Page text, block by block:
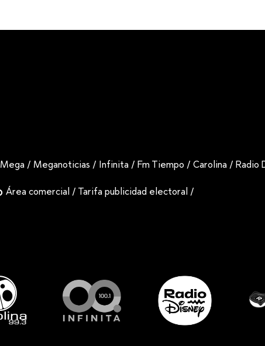
Mega / Meganoticias / Infinita / Fm Tiempo /Carolina / Radio
Área comercial / Tarifa publicidad electoral /